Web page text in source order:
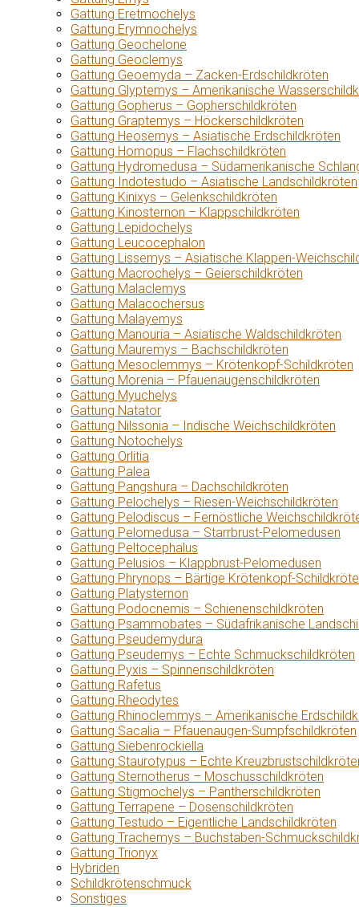
Gattung Eretmochelys
Gattung Erymnochelys
Gattung Geochelone
Gattung Geoclemys
Gattung Geoemyda – Zacken-Erdschildkröten
Gattung Glyptemys – Amerikanische
Gattung Gopherus – Gopherschildkröten
Gattung Graptemys – Höckerschildkröten
Gattung Heosemys – Asiatische Erdschildkröten
Gattung Homopus – Flachschildkröten
Gattung Hydromedusa – Südamerikanische
Gattung Indotestudo – Asiatische Landschildkröten
Gattung Kinixys – Gelenkschildkröten
Gattung Kinosternon – Klappschildkröten
Gattung Lepidochelys
Gattung Leucocephalon
Gattung Lissemys – Asiatische Klappen-
Gattung Macrochelys – Geierschildkröten
Gattung Malaclemys
Gattung Malacochersus
Gattung Malayemys
Gattung Manouria – Asiatische Waldschildkröten
Gattung Mauremys – Bachschildkröten
Gattung Mesoclemmys – Krötenkopf-Schildkröten
Gattung Morenia – Pfauenaugenschildkröten
Gattung Myuchelys
Gattung Natator
Gattung Nilssonia – Indische Weichschildkröten
Gattung Notochelys
Gattung Orlitia
Gattung Palea
Gattung Pangshura – Dachschildkröten
Gattung Pelochelys – Riesen-Weichschildkröten
Gattung Pelodiscus – Fernöstliche
Gattung Pelomedusa – Starrbrust-Pelomedusen
Gattung Peltocephalus
Gattung Pelusios – Klappbrust-Pelomedusen
Gattung Phrynops – Bärtige Krötenkopf-
Gattung Platysternon
Gattung Podocnemis – Schienenschildkröten
Gattung Psammobates – Südafrikanische
Gattung Pseudemydura
Gattung Pseudemys – Echte Schmuckschildkröten
Gattung Pyxis – Spinnenschildkröten
Gattung Rafetus
Gattung Rheodytes
Gattung Rhinoclemmys – Amerikanische
Gattung Sacalia – Pfauenaugen-Sumpfschildkröten
Gattung Siebenrockiella
Gattung Staurotypus – Echte
Gattung Sternotherus – Moschusschildkröten
Gattung Stigmochelys – Pantherschildkröten
Gattung Terrapene – Dosenschildkröten
Gattung Testudo – Eigentliche Landschildkröten
Gattung Trachemys – Buchstaben-
Gattung Trionyx
Hybriden
Schildkrötenschmuck
Sonstiges